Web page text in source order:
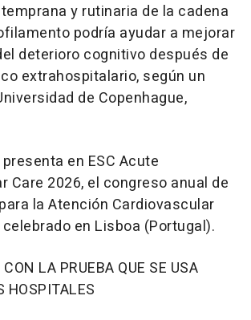
y rutinaria de la cadena
podría ayudar a mejorar
deterioro cognitivo después de
extrahospitalario, según un
de Copenhague,
en ESC Acute
Care 2026, el congreso anual de
la Atención Cardiovascular
celebrado en Lisboa (Portugal).
LA PRUEBA QUE SE USA
HOSPITALES